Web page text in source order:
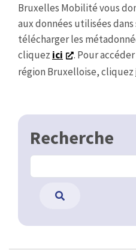
Bruxelles Mobilité vous
aux données utilisées
télécharger les
cliquez ici
. Pour
région Bruxelloise, cliquez
Recherche